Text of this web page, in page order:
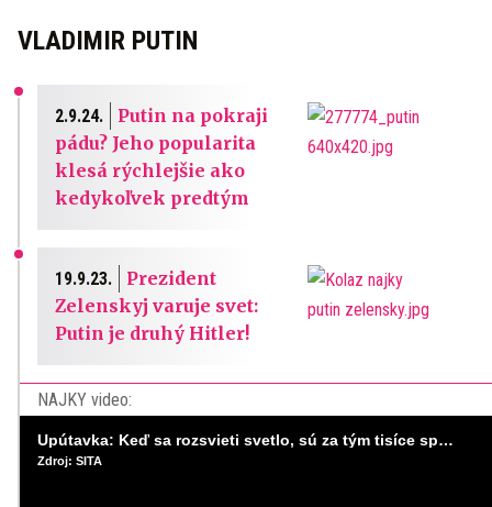
VLADIMIR PUTIN
2.9.24.
Putin na pokraji
pádu? Jeho popularita
klesá rýchlejšie ako
kedykoľvek predtým
19.9.23.
Prezident
Zelenskyj varuje svet:
Putin je druhý Hitler!
NAJKY video:
Upútavka: Keď sa rozsvieti svetlo, sú za tým tisíce správnych rozhodnutí. Ako vzniká infraštruktúra, ktorú nevnímame?
Zdroj: SITA